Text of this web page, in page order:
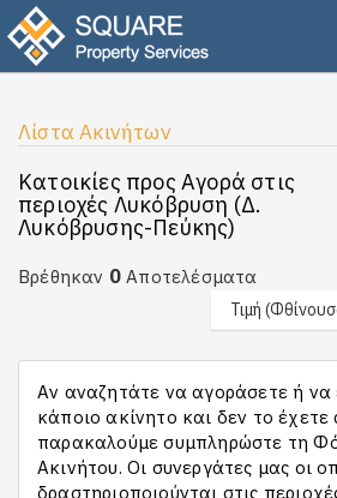
Λίστα Ακινήτων
Κατοικίες προς Αγορά στις
περιοχές Λυκόβρυση (Δ.
Λυκόβρυσης-Πεύκης)
Βρέθηκαν 0 Αποτελέσματα
Αν αναζητάτε να αγοράσετε ή να
κάποιο ακίνητο και δεν το έχετε
παρακαλούμε συμπληρώστε τη
Ακινήτου. Οι συνεργάτες μας οι
δραστηριοποιούνται στις